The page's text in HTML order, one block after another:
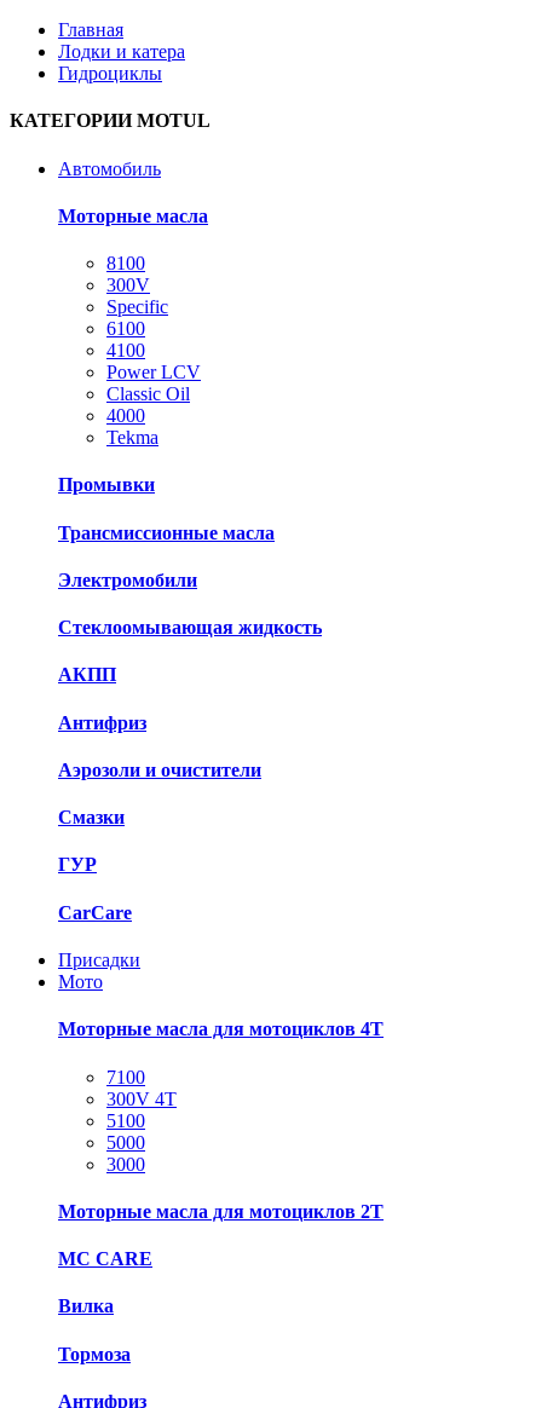
Главная
Лодки и катера
Гидроциклы
КАТЕГОРИИ MOTUL
Автомобиль
Моторные масла
8100
300V
Specific
6100
4100
Power LCV
Classic Oil
4000
Tekma
Промывки
Трансмиссионные масла
Электромобили
Стеклоомывающая жидкость
АКПП
Антифриз
Аэрозоли и очистители
Смазки
ГУР
CarCare
Присадки
Мото
Моторные масла для мотоциклов 4T
7100
300V 4T
5100
5000
3000
Моторные масла для мотоциклов 2T
MC CARE
Вилка
Тормоза
Антифриз